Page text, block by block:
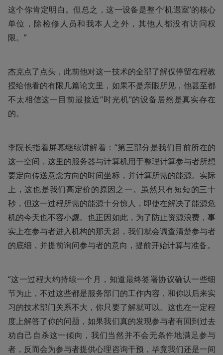
这个你肯定明白。但总之，这一设备是整个‘机遇室’的核心
单位，除检修人员和我本人之外，其他人都没有访问权
限。”
杰克点了点头，此前他对这一技术的全部了解仅停留在程教
授给他看的有限几篇论文里，如果不是亲眼所见，他甚至都
不太相信这一目前最接近“时光机“的设备居然是真实存在
的。
李院长指着屏幕继续讲解着：“第三部分是我们目前所在的
这一空间，这里的服务器与计算机用于整理计算参与者所想
要定向传送意念方向的时间坐标，并计算所需的能源。实际
上，这也是我们高定价的原因之一。虽然只有短短的三十
秒，但这一过程所需的能源十分惊人，即使在解决了能源危
机的今天也不容小觑。也正因如此，为了防止资源浪费，事
实上在参与者进入机构的那天起，我们就会调查清楚参与者
的底细，并提前询问参与者的意向，提前开始计算与准备。
“这一过程大约持续一个月，知道最终签署协议确认一些细
节为止，不过这些都是服务部门的工作内容，和你以后来实
习的技术部门关系不大，你只要了解就可以。这也在一定程
度上解答了你的问题，如果我们真的发现参与者有回到过去
劝自己自杀这一倾向，我们当然并不会无条件地满足参与
者，反而会为参与者提供心理咨询干预，毕竟我们还是一间